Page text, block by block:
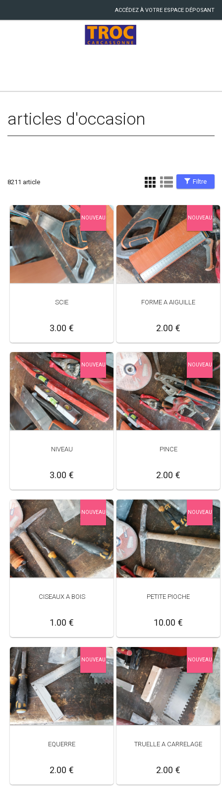
ACCÉDEZ À VOTRE ESPACE DÉPOSANT
articles d'occasion
Filtre
8211 article
NOUVEAU
SCIE
3.00 €
NOUVEAU
FORME A AIGUILLE
2.00 €
NOUVEAU
NIVEAU
3.00 €
NOUVEAU
PINCE
2.00 €
NOUVEAU
CISEAUX A BOIS
1.00 €
NOUVEAU
PETITE PIOCHE
10.00 €
NOUVEAU
EQUERRE
2.00 €
NOUVEAU
TRUELLE A CARRELAGE
2.00 €